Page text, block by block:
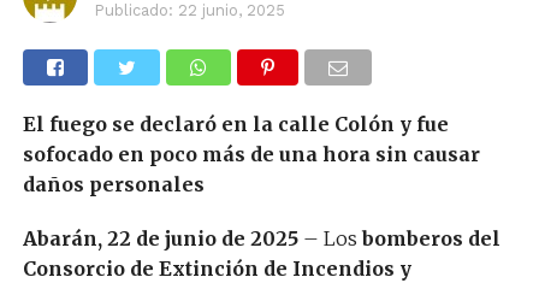
Publicado: 22 junio, 2025
El fuego se declaró en la calle Colón y fue
sofocado en poco más de una hora sin causar
daños personales
Abarán, 22 de junio de 2025– Losbomberos del
Consorcio de Extinción de Incendios y